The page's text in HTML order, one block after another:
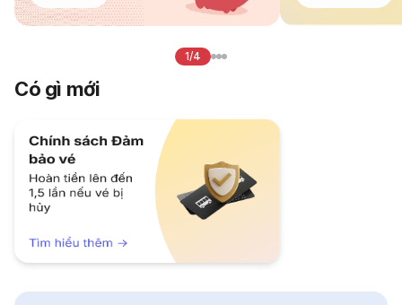
1/4
Có gì mới